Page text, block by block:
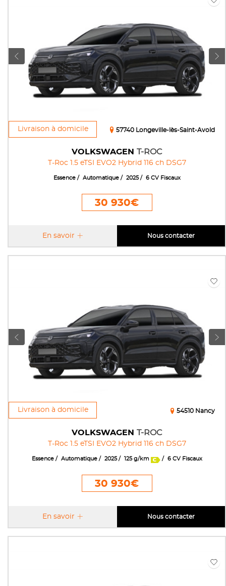
Livraison à domicile
VOLKSWAGEN T-ROC
T-Roc 1.5 eTSI EVO2 Hybrid 116 ch DSG7
57740 Longeville-lès-Saint-Avold
Essence Automatique 2025 6 CV Fiscaux
30 930€
En savoir Nous contacter
Livraison à domicile
VOLKSWAGEN T-ROC
T-Roc 1.5 eTSI EVO2 Hybrid 116 ch DSG7
54510 Nancy
Essence Automatique 2025 125 g/km 6 CV Fiscaux
30 930€
En savoir Nous contacter